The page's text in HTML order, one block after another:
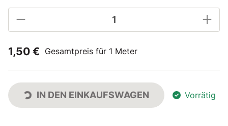
1,50 € Gesamtpreis für 1 Meter
IN DEN EINKAUFSWAGEN Vorrätig